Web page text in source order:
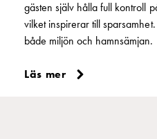
gästen själv hålla full kontroll
vilket inspirerar till
både miljön och hamnsämjan.
Läs mer